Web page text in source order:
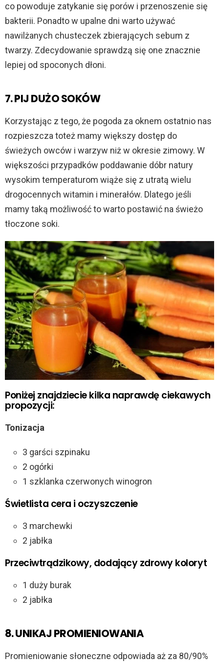
co powoduje zatykanie się porów i przenoszenie się
bakterii. Ponadto w upalne dni warto używać
nawilżanych chusteczek zbierających sebum z
twarzy. Zdecydowanie sprawdzą się one znacznie
lepiej od spoconych dłoni.
7. PIJ DUŻO SOKÓW
Korzystając z tego, że pogoda za oknem ostatnio nas
rozpieszcza toteż mamy większy dostęp do
świeżych owców i warzyw niż w okresie zimowy. W
większości przypadków poddawanie dóbr natury
wysokim temperaturom wiąże się z utratą wielu
drogocennych witamin i minerałów. Dlatego jeśli
mamy taką możliwość to warto postawić na świeżo
tłoczone soki.
Poniżej znajdziecie kilka naprawdę ciekawych
propozycji:
Tonizacja
3 garści szpinaku
2 ogórki
1 szklanka czerwonych winogron
Świetlista cera i oczyszczenie
3 marchewki
2 jabłka
Przeciwtrądzikowy, dodający zdrowy koloryt
1 duży burak
2 jabłka
8. UNIKAJ PROMIENIOWANIA
Promieniowanie słoneczne odpowiada aż za 80/90%